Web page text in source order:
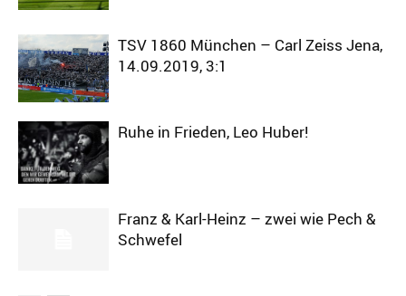
TSV 1860 München – Carl Zeiss Jena,
14.09.2019, 3:1
Ruhe in Frieden, Leo Huber!
Franz & Karl-Heinz – zwei wie Pech &
Schwefel